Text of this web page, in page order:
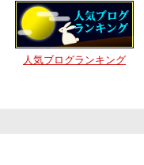
人気ブログランキング